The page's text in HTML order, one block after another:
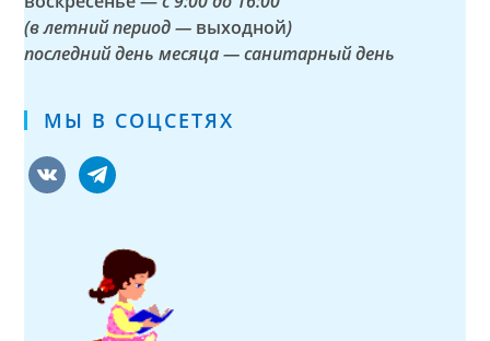
(в летний период — выходной)
последний день месяца — санитарный день
МЫ В СОЦСЕТЯХ
vkontaktetelegram